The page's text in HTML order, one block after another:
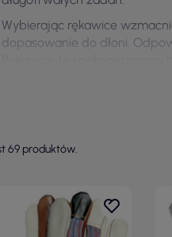
Wybierając rękawice
dopasowanie do dłoni.
69 produktów.